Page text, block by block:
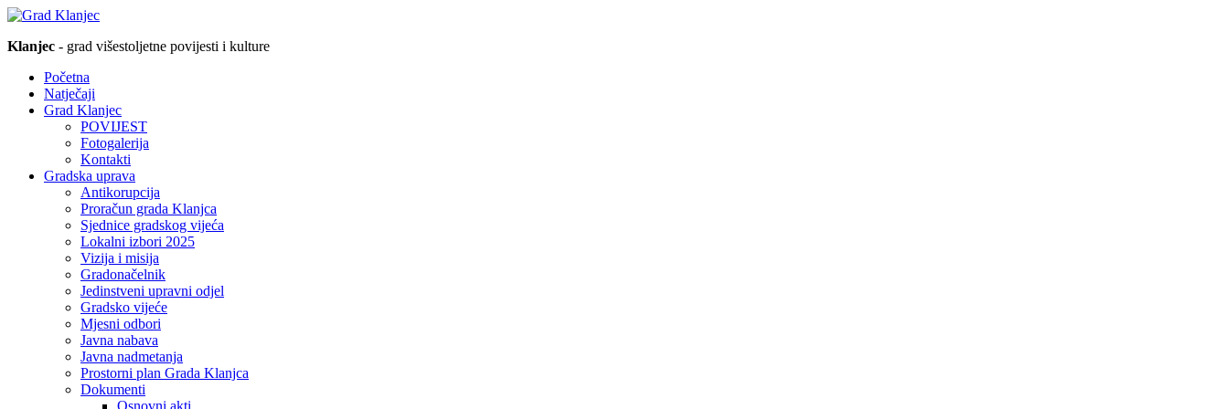
Klanjec - grad višestoljetne povijesti i kulture
Početna
Natječaji
Grad Klanjec
POVIJEST
Fotogalerija
Kontakti
Gradska uprava
Antikorupcija
Proračun grada Klanjca
Sjednice gradskog vijeća
Lokalni izbori 2025
Vizija i misija
Gradonačelnik
Jedinstveni upravni odjel
Gradsko vijeće
Mjesni odbori
Javna nabava
Javna nadmetanja
Prostorni plan Grada Klanjca
Dokumenti
Osnovni akti